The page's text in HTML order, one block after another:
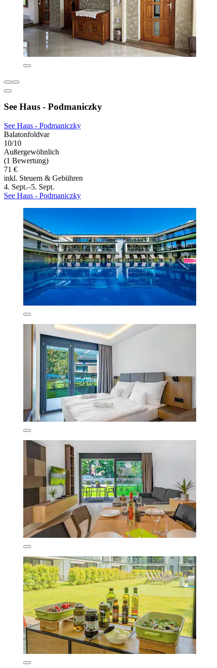
See Haus - Podmaniczky
See Haus - Podmaniczky
Balatonfoldvar
10/10
Außergewöhnlich
(1 Bewertung)
71 €
inkl. Steuern & Gebühren
4. Sept.–5. Sept.
See Haus - Podmaniczky